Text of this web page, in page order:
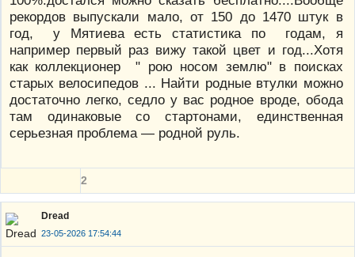
рекордов выпускали мало, от 150 до 1470 штук в
год, у Мятиева есть статистика по годам, я
например первый раз вижу такой цвет и год...Хотя
как коллекционер " рою носом землю" в поисках
старых велосипедов ... Найти родные втулки можно
достаточно легко, седло у вас родное вроде, обода
там одинаковые со стартонами, единственная
серьезная проблема — родной руль.
2
Dread
23-05-2026 17:54:44